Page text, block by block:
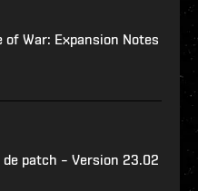
of War: Expansion Notes
de patch – Version 23.02